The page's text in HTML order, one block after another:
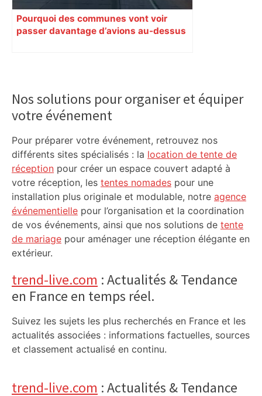
Pourquoi des communes vont voir
passer davantage d’avions au-dessus
Sidebar
Nos solutions pour organiser et équiper
votre événement
Pour préparer votre événement, retrouvez nos
différents sites spécialisés : la location de tente de
réception pour créer un espace couvert adapté à
votre réception, les tentes nomades pour une
installation plus originale et modulable, notre agence
événementielle pour l’organisation et la coordination
de vos événements, ainsi que nos solutions de tente
de mariage pour aménager une réception élégante en
extérieur.
trend-live.com : Actualités & Tendance
en France en temps réel.
Suivez les sujets les plus recherchés en France et les
actualités associées : informations factuelles, sources
et classement actualisé en continu.
trend-live.com : Actualités & Tendance